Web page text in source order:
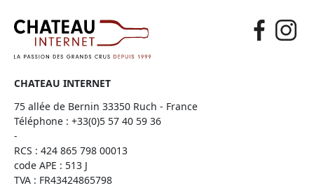
CHATEAU INTERNET
75 allée de Bernin 33350 Ruch - France
Téléphone : +33(0)5 57 40 59 36
-
RCS : 424 865 798 00013
code APE : 513 J
TVA : FR43424865798